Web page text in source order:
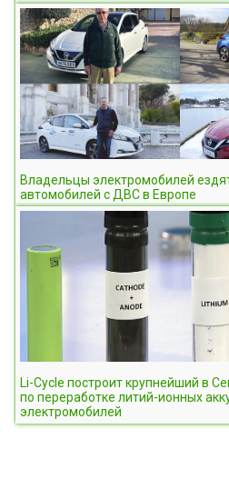
Владельцы электромобилей
автомобилей с ДВС в Европе
Li-Cycle построит крупнейший в
по переработке литий-ионных
электромобилей